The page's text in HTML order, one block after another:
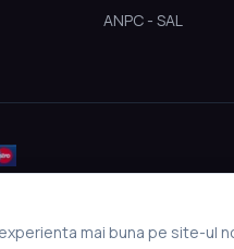
ANPC - SAL
mai buna pe site-